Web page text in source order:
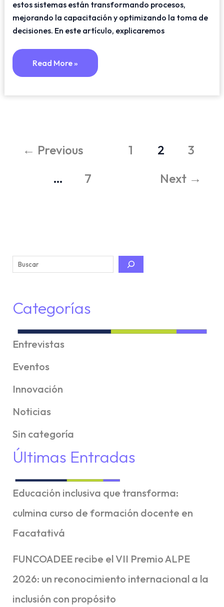
estos sistemas están transformando procesos,
mejorando la capacitación y optimizando la toma de
decisiones. En este artículo, explicaremos
Read More »
← Previous 1 2
3
…
7 Next →
Categorías
Entrevistas
Eventos
Innovación
Noticias
Sin categoría
Últimas Entradas
Educación inclusiva que transforma:
culmina curso de formación docente en
Facatativá
FUNCOADEE recibe el VII Premio ALPE
2026: un reconocimiento internacional a la
inclusión con propósito